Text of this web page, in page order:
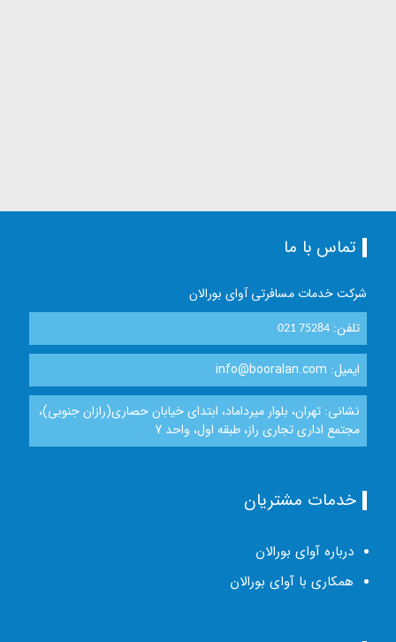
تماس با ما
شرکت خدمات مسافرتی آوای بورالان
تلفن:021 75284
ایمیل: info@booralan.com
نشانی: تهران، بلوار میرداماد، ابتدای خیابان حصاری(رازان جنوبی)،
مجتمع اداری تجاری راز، طبقه اول، واحد 7
خدمات مشتریان
درباره آوای بورالان
همکاری با آوای بورالان